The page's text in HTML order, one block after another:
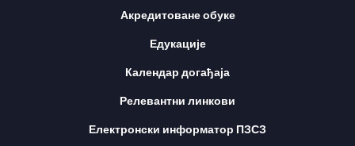
Акредитоване обуке
Едукације
Календар догађаја
Релевантни линкови
Електронски информатор ПЗСЗ